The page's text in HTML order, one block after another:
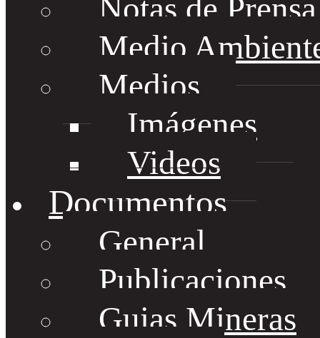
Notas de
Medio
Medios
Imágenes
Videos
Documentos
General
Publicaciones
Guias Mineras